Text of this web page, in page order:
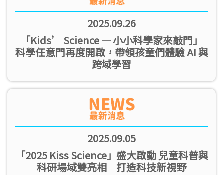
2025.09.26
「Kids’ Science — 小小科學家來敲門」
科學任意門再度開啟，帶領孩童們體驗 AI 與
跨域學習
2025.09.05
「2025 Kiss Science」盛大啟動 兒童科普與
科研場域雙亮相 打造科技新視野